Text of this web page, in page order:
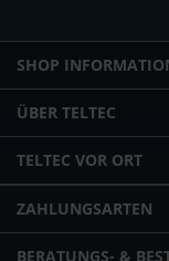
SHOP
ÜBER TELTEC
TELTEC VOR ORT
ZAHLUNGSARTEN
BERATUNGS- &